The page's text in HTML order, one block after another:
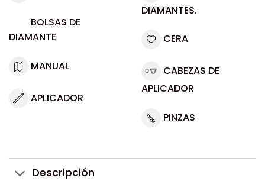
BOLSAS DE
DIAMANTE
MANUAL
APLICADOR
DIAMANTES.
CERA
CABEZAS DE
APLICADOR
PINZAS
Descripción